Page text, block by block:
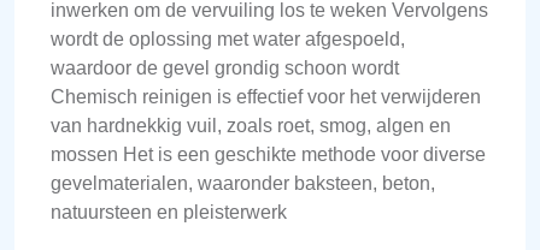
inwerken om de vervuiling los te weken Vervolgens
wordt de oplossing met water afgespoeld,
waardoor de gevel grondig schoon wordt
Chemisch reinigen is effectief voor het verwijderen
van hardnekkig vuil, zoals roet, smog, algen en
mossen Het is een geschikte methode voor diverse
gevelmaterialen, waaronder baksteen, beton,
natuursteen en pleisterwerk